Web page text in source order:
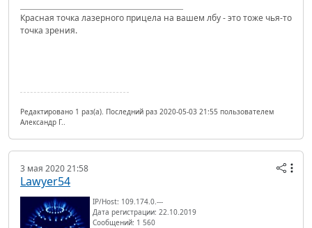
Красная точка лазерного прицела на вашем лбу - это тоже чья-то
точка зрения.
Редактировано 1 раз(а). Последний раз 2020-05-03 21:55 пользователем
Александр Г..
3 мая 2020 21:58
Lawyer54
IP/Host: 109.174.0.---
Дата регистрации: 22.10.2019
Сообщений: 1 560